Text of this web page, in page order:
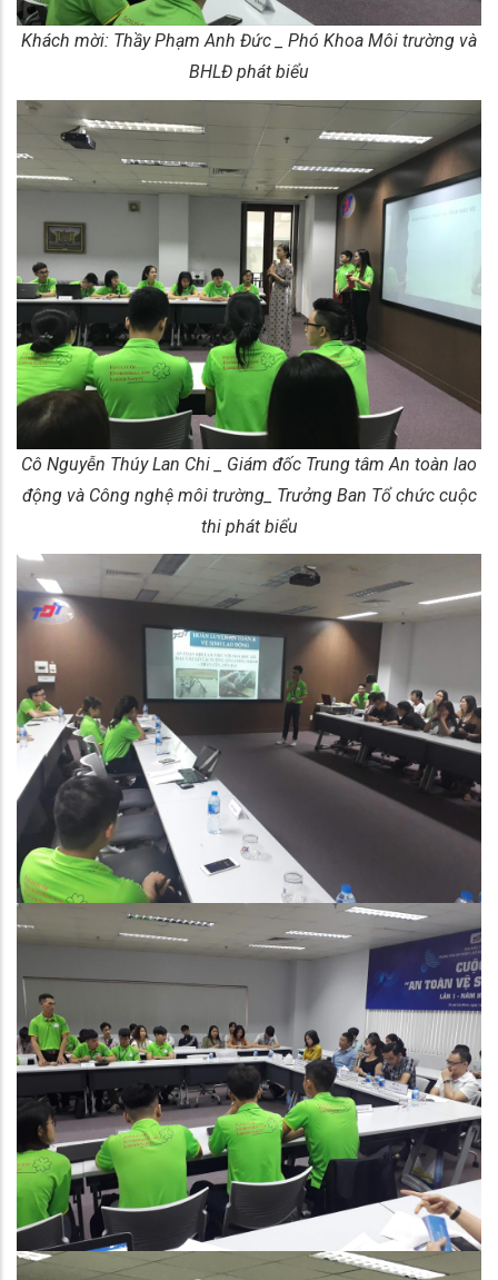
Khách mời: Thầy Phạm Anh Đức _ Phó Khoa Môi trường và
BHLĐ phát biểu
Cô Nguyễn Thúy Lan Chi _ Giám đốc Trung tâm An toàn lao
động và Công nghệ môi trường_ Trưởng Ban Tổ chức cuộc
thi phát biểu